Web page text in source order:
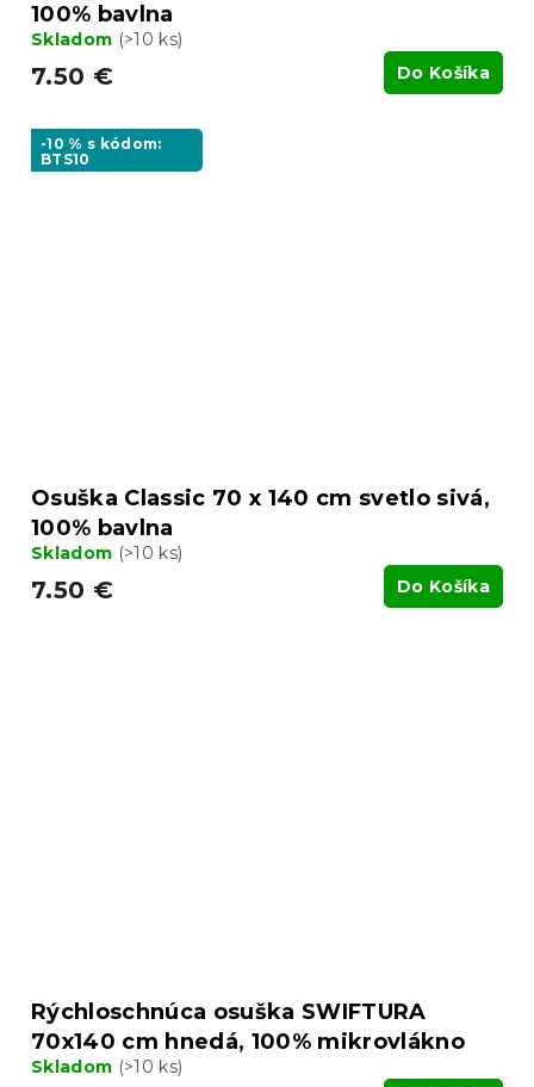
100% bavlna
Skladom (>10 ks)
7.50 € Do Košíka
-10 % s kódom:
BTS10
Osuška Classic 70 x 140 cm svetlo sivá,
100% bavlna
Skladom (>10 ks)
7.50 € Do Košíka
Rýchloschnúca osuška SWIFTURA
70x140 cm hnedá, 100% mikrovlákno
Skladom (>10 ks)